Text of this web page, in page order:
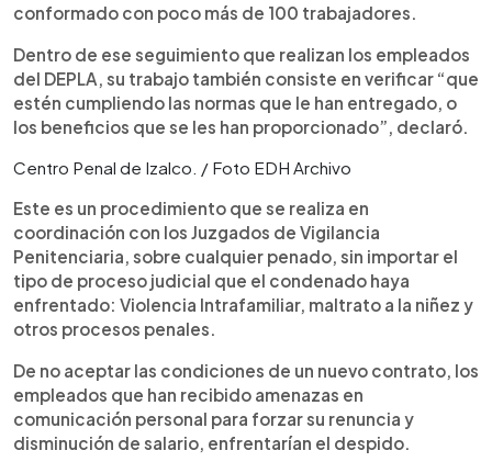
conformado con poco más de 100 trabajadores.
Dentro de ese seguimiento que realizan los empleados
del DEPLA, su trabajo también consiste en verificar “que
estén cumpliendo las normas que le han entregado, o
los beneficios que se les han proporcionado”, declaró.
Centro Penal de Izalco. / Foto EDH Archivo
Este es un procedimiento que se realiza en
coordinación con los Juzgados de Vigilancia
Penitenciaria, sobre cualquier penado, sin importar el
tipo de proceso judicial que el condenado haya
enfrentado: Violencia Intrafamiliar, maltrato a la niñez y
otros procesos penales.
De no aceptar las condiciones de un nuevo contrato, los
empleados que han recibido amenazas en
comunicación personal para forzar su renuncia y
disminución de salario, enfrentarían el despido.